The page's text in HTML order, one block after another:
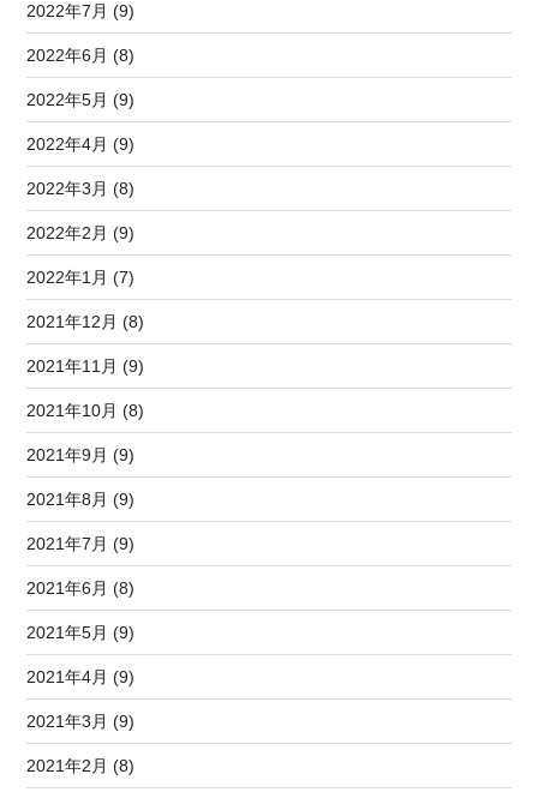
2022年7月 (9)
2022年6月 (8)
2022年5月 (9)
2022年4月 (9)
2022年3月 (8)
2022年2月 (9)
2022年1月 (7)
2021年12月 (8)
2021年11月 (9)
2021年10月 (8)
2021年9月 (9)
2021年8月 (9)
2021年7月 (9)
2021年6月 (8)
2021年5月 (9)
2021年4月 (9)
2021年3月 (9)
2021年2月 (8)